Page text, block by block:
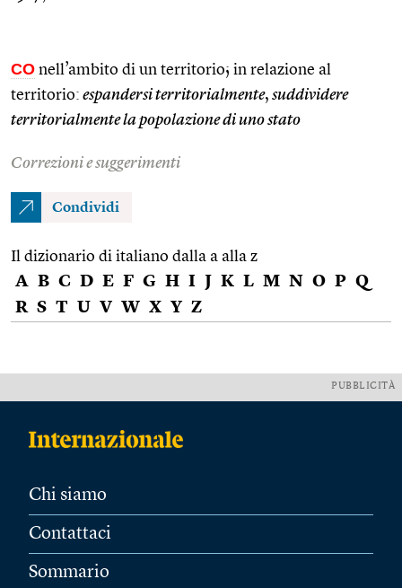
CO nell’ambito di un territorio; in relazione al
territorio: espandersi territorialmente, suddividere
territorialmente la popolazione di uno stato
Correzioni e suggerimenti
Condividi
Il dizionario di italiano dalla a alla z
A B C D E F G H I J K L M N O P Q
R S T U V W X Y Z
PUBBLICITÀ
Chi siamo
Contattaci
Sommario